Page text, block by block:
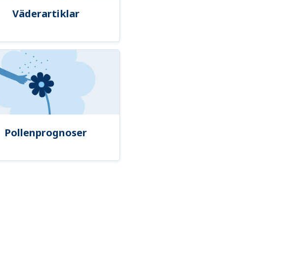
Väderartiklar
Pollenprognoser